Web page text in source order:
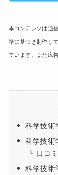
本コンテンツは通
準に基づき制作し
ています。また広
科学技術
科学技術
口コ
科学技術